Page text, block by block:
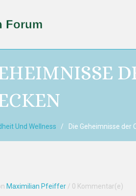
Und Wellness Die Geheimnisse der
Maximilian Pfeiffer / 0 Kommentar(e)